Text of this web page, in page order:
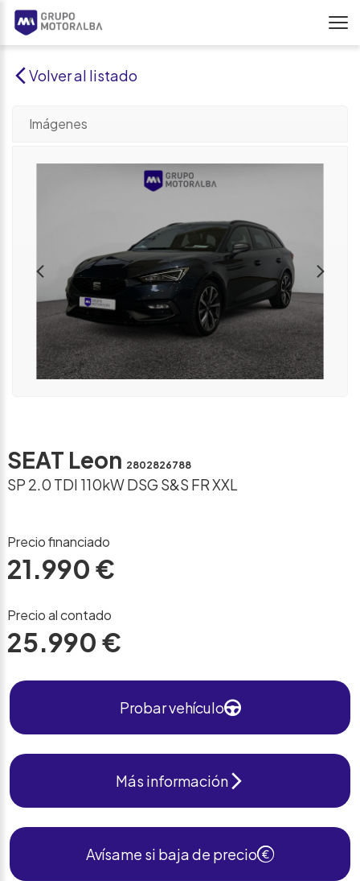
Volver al listado
Imágenes
SEAT Leon 2802826788
SP 2.0 TDI 110kW DSG S&S FR XXL
Precio financiado
21.990 €
Precio al contado
25.990 €
Probar vehículo
Más información
Avísame si baja de precio